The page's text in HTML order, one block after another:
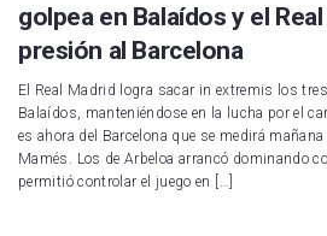
golpea en Balaídos y el
presión al Barcelona
El Real Madrid logra sacar in extremis los
Balaídos, manteniéndose en la lucha por el
es ahora del Barcelona que se medirá
Mamés. Los de Arbeloa arrancó dominando
permitió controlar el juego en […]